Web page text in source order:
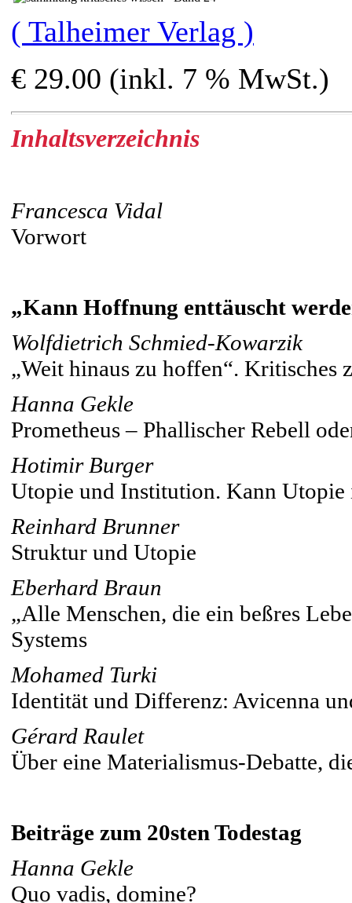
( Talheimer Verlag )
€ 29.00 (inkl. 7 % MwSt.)
Inhaltsverzeichnis
Francesca Vidal
Vorwort
„Kann Hoffnung enttäuscht
Wolfdietrich Schmied-Kowarzik
„Weit hinaus zu hoffen“. Kritisches
Hanna Gekle
Prometheus – Phallischer Rebell
Hotimir Burger
Utopie und Institution. Kann
Reinhard Brunner
Struktur und Utopie
Eberhard Braun
„Alle Menschen, die ein beßres
Systems
Mohamed Turki
Identität und Differenz: Avicenna
Gérard Raulet
Über eine Materialismus-Debatte,
Beiträge zum 20sten Todestag
Hanna Gekle
Quo vadis, domine?